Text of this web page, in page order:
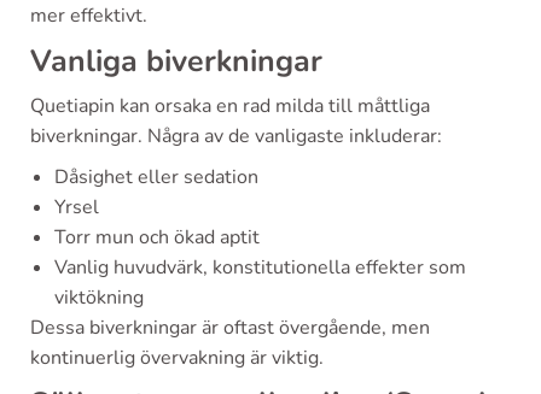
mer effektivt.
Vanliga biverkningar
Quetiapin kan orsaka en rad milda till måttliga
biverkningar. Några av de vanligaste inkluderar:
Dåsighet eller sedation
Yrsel
Torr mun och ökad aptit
Vanlig huvudvärk, konstitutionella effekter som
viktökning
Dessa biverkningar är oftast övergående, men
kontinuerlig övervakning är viktig.